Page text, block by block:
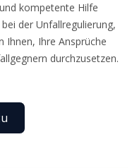
kompetente Hilfe
der Unfallregulierung,
Ihnen, Ihre Ansprüche
durchzusetzen.